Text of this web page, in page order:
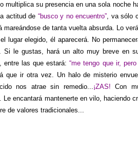
multiplica su presencia en una sola noche
actitud de “busco y no encuentro”, va sólo
mareándose de tanta vuelta absurda. Lo
lugar elegido, él aparecerá. No
. Si le gustas, hará un alto muy breve en
entre las que estará:“me tengo que ir,
que ir otra vez. Un halo de misterio
nos atrae sin remedio...¡ZAS! Con
Le encantará mantenerte en vilo, haciendo
de valores tradicionales...